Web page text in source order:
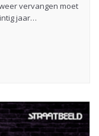
vervangen moet
jaar…